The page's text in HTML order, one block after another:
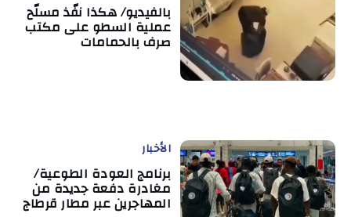
بالفيديو/ هكذا نفّذ مسلّح
عملية السطو على مكتب
صرف بالحمامات
الأخبار
برنامج العودة الطوعية/
مغادرة دفعة جديدة من
المهاجرين عبر مطار قرطاج